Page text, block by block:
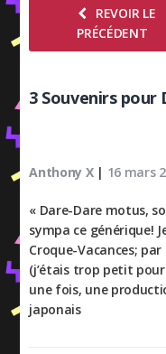
REVOIR LE
PRÉCÉDENT
3 Souvenirs
Anthony X | 16 mars
« Dare-Dare motus,
sympa ce générique!
Croque-Vacances;
(j’étais trop petit pour
une fois, une
japonais